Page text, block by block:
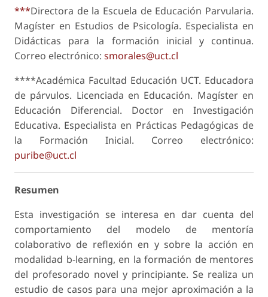
***Directora de la Escuela de Educación Parvularia.
Magíster en Estudios de Psicología. Especialista en
Didácticas para la formación inicial y continua.
Correo electrónico: smorales@uct.cl
****Académica Facultad Educación UCT. Educadora
de párvulos. Licenciada en Educación. Magíster en
Educación Diferencial. Doctor en Investigación
Educativa. Especialista en Prácticas Pedagógicas de
la Formación Inicial. Correo electrónico:
puribe@uct.cl
Resumen
Esta investigación se interesa en dar cuenta del
comportamiento del modelo de mentoría
colaborativo de reflexión en y sobre la acción en
modalidad b-learning, en la formación de mentores
del profesorado novel y principiante. Se realiza un
estudio de casos para una mejor aproximación a la